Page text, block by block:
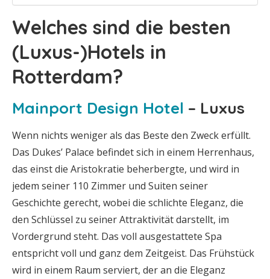
Welches sind die besten
(Luxus-)Hotels in
Rotterdam?
Mainport Design Hotel – Luxus
Wenn nichts weniger als das Beste den Zweck erfüllt.
Das Dukes’ Palace befindet sich in einem Herrenhaus,
das einst die Aristokratie beherbergte, und wird in
jedem seiner 110 Zimmer und Suiten seiner
Geschichte gerecht, wobei die schlichte Eleganz, die
den Schlüssel zu seiner Attraktivität darstellt, im
Vordergrund steht. Das voll ausgestattete Spa
entspricht voll und ganz dem Zeitgeist. Das Frühstück
wird in einem Raum serviert, der an die Eleganz